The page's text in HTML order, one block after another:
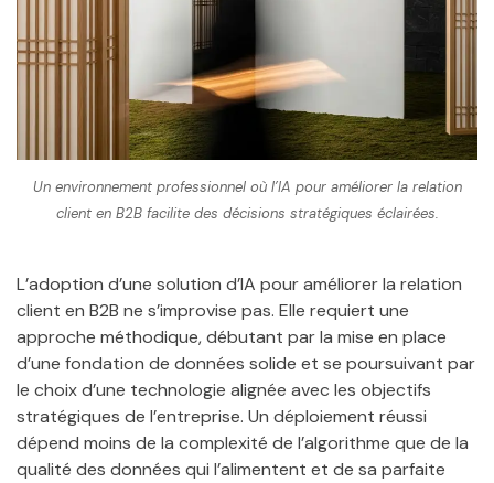
Un environnement professionnel où l’IA pour améliorer la relation
client en B2B facilite des décisions stratégiques éclairées.
L’adoption d’une solution d’IA pour améliorer la relation
client en B2B ne s’improvise pas. Elle requiert une
approche méthodique, débutant par la mise en place
d’une fondation de données solide et se poursuivant par
le choix d’une technologie alignée avec les objectifs
stratégiques de l’entreprise. Un déploiement réussi
dépend moins de la complexité de l’algorithme que de la
qualité des données qui l’alimentent et de sa parfaite